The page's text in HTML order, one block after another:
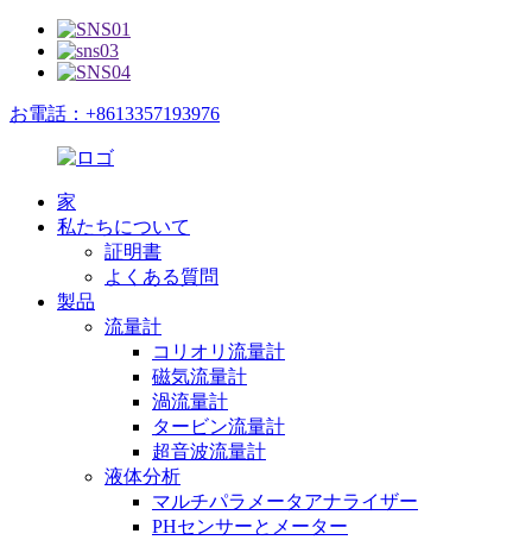
お電話：+8613357193976
家
私たちについて
証明書
よくある質問
製品
流量計
コリオリ流量計
磁気流量計
渦流量計
タービン流量計
超音波流量計
液体分析
マルチパラメータアナライザー
PHセンサーとメーター